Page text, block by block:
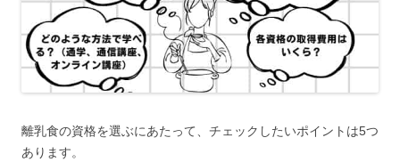
離乳食の資格を選ぶにあたって、チェックしたいポイントは5つ
あります。